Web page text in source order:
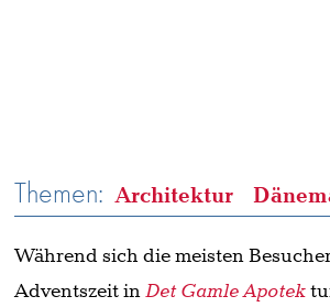
Themen: Architektur
Während sich die meisten
Adventszeit inDet Gamle Apotek